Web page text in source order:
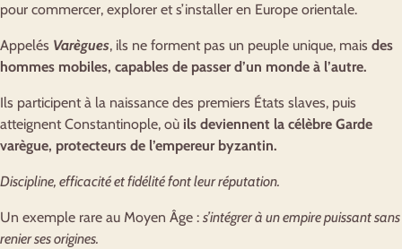
pour commercer, explorer et s’installer en Europe orientale.
Appelés Varègues, ils ne forment pas un peuple unique, mais des
hommes mobiles, capables de passer d’un monde à l’autre.
Ils participent à la naissance des premiers États slaves, puis
atteignent Constantinople, où ils deviennent la célèbre Garde
varègue, protecteurs de l’empereur byzantin.
Discipline, efficacité et fidélité font leur réputation.
Un exemple rare au Moyen Âge : s’intégrer à un empire puissant sans
renier ses origines.